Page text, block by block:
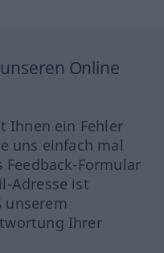
Online
Ihnen ein Fehler
uns einfach mal
Formular
Adresse ist
Ihrer